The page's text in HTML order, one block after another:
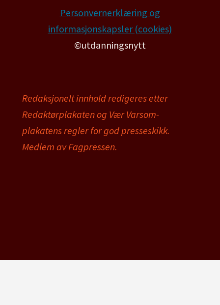
Personvernerklæring og
informasjonskapsler (cookies)
©utdanningsnytt
Redaksjonelt innhold redigeres etter
Redaktørplakaten og Vær Varsom-
plakatens regler for god presseskikk.
Medlem av Fagpressen.